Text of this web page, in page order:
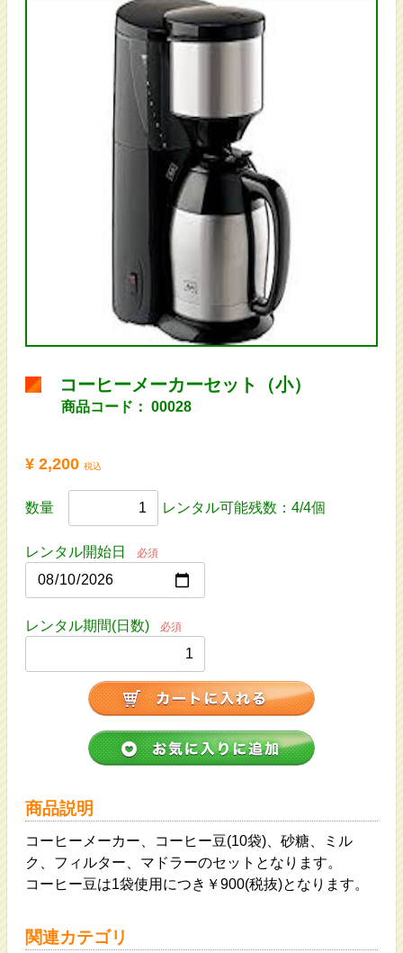
コーヒーメーカーセット（小）
商品コード： 00028
¥ 2,200 税込
数量 レンタル可能残数：4/4個
レンタル開始日 必須
レンタル期間(日数) 必須
商品説明
コーヒーメーカー、コーヒー豆(10袋)、砂糖、ミル
ク、フィルター、マドラーのセットとなります。
コーヒー豆は1袋使用につき￥900(税抜)となります。
関連カテゴリ